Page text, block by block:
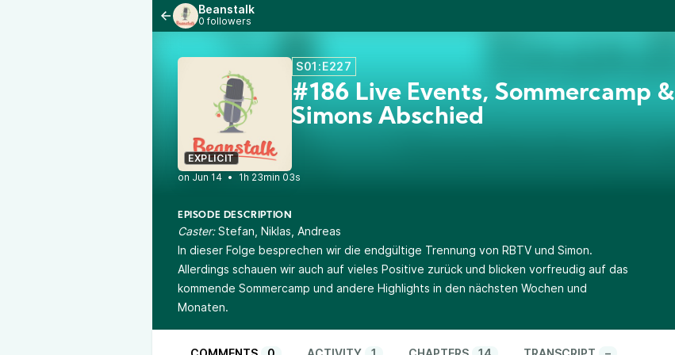
Beanstalk
0 followers
EXPLICIT
S01:E227
#186 Live Events, Sommercamp &
Simons Abschied
• 1h 23min 03s
EPISODE DESCRIPTION
Caster:Stefan, Niklas, Andreas
In dieser Folge besprechen wir die endgültige Trennung von RBTV und Simon.
Allerdings schauen wir auch auf vieles Positive zurück und blicken vorfreudig auf das
kommende Sommercamp und andere Highlights in den nächsten Wochen und
Monaten.